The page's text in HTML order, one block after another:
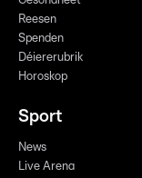
Reesen
Spenden
Déiererubrik
Horoskop
Sport
News
Live Arena